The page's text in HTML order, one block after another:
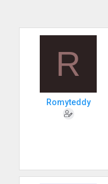
R
Romyteddy